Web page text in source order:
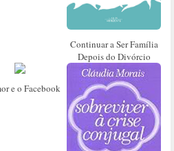
Continuar a Ser Família
Depois do Divórcio
e o Facebook